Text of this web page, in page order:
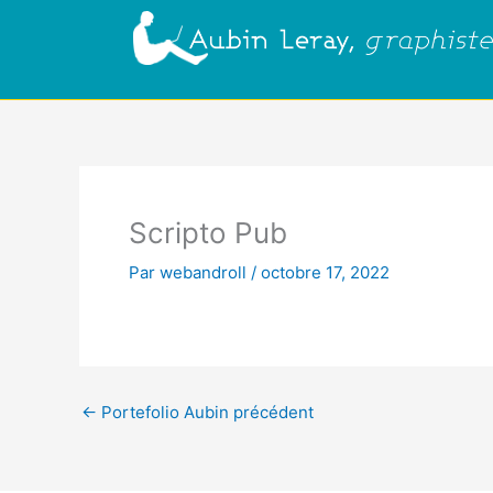
Scripto Pub
Par webandroll / octobre 17, 2022
← Portefolio Aubin précédent